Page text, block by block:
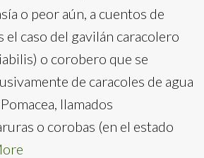
o peor aún, a cuentos de
el caso del gavilán caracolero
o corobero que se
de caracoles de agua
llamados
o corobas (en el estado